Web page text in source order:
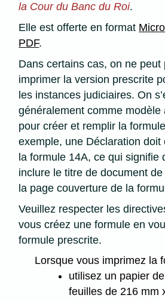
la Cour du Banc du Roi.
Elle est offerte en format
PDF.
Dans certains cas, on ne peut
imprimer la version prescrite
les instances judiciaires. On
généralement comme modèle
pour créer et remplir la
exemple, une Déclaration doit
la formule 14A, ce qui signifie
inclure le titre de document
la page couverture de la
Veuillez respecter les
vous créez une formule en
formule prescrite.
Lorsque vous imprimez la
utilisez un papier
feuilles de 216 mm